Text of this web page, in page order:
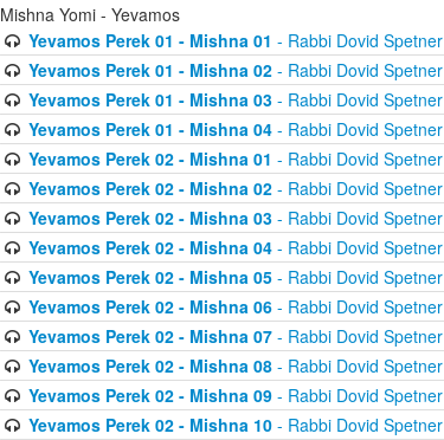
Mishna Yomi - Yevamos
Yevamos Perek 01 - Mishna 01 - Rabbi Dovid Spetner
Yevamos Perek 01 - Mishna 02- Rabbi Dovid Spetner
Yevamos Perek 01 - Mishna 03- Rabbi Dovid Spetner
Yevamos Perek 01 - Mishna 04- Rabbi Dovid Spetner
Yevamos Perek 02 - Mishna 01 - Rabbi Dovid Spetner
Yevamos Perek 02 - Mishna 02- Rabbi Dovid Spetner
Yevamos Perek 02 - Mishna 03- Rabbi Dovid Spetner
Yevamos Perek 02 - Mishna 04- Rabbi Dovid Spetner
Yevamos Perek 02 - Mishna 05- Rabbi Dovid Spetner
Yevamos Perek 02 - Mishna 06- Rabbi Dovid Spetner
Yevamos Perek 02 - Mishna 07- Rabbi Dovid Spetner
Yevamos Perek 02 - Mishna 08- Rabbi Dovid Spetner
Yevamos Perek 02 - Mishna 09- Rabbi Dovid Spetner
Yevamos Perek 02 - Mishna 10- Rabbi Dovid Spetner